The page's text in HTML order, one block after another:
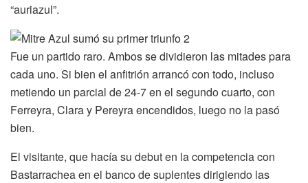
“auriazul”.
Fue un partido raro. Ambos se dividieron las mitades para
cada uno. Si bien el anfitrión arrancó con todo, incluso
metiendo un parcial de 24-7 en el segundo cuarto, con
Ferreyra, Clara y Pereyra encendidos, luego no la pasó
bien.
El visitante, que hacía su debut en la competencia con
Bastarrachea en el banco de suplentes dirigiendo las